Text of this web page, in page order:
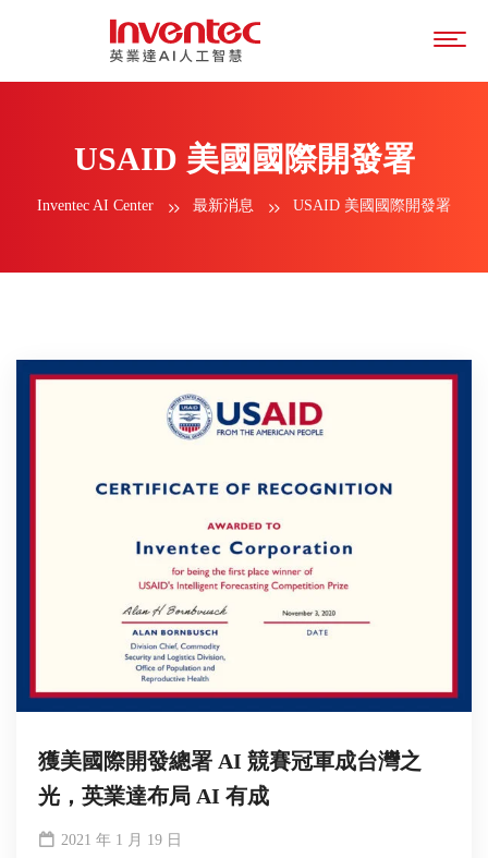
USAID 美國國際開發署
Inventec AI Center 最新消息 USAID 美國國際開發署
獲美國際開發總署 AI 競賽冠軍成台灣之
光，英業達布局 AI 有成
2021 年 1 月 19 日